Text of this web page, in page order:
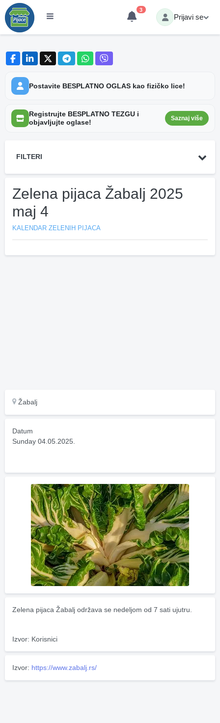
3
Prijavi se
Postavite BESPLATNO OGLAS kao fizičko lice!
Registrujte BESPLATNO TEZGU i
objavljujte oglase!
Saznaj više
FILTERI
Zelena pijaca Žabalj 2025
maj 4
KALENDAR ZELENIH PIJACA
Žabalj
Datum
Sunday 04.05.2025.
Zelena pijaca Žabalj održava se nedeljom od 7 sati ujutru.
Izvor: Korisnici
Izvor: https://www.zabalj.rs/